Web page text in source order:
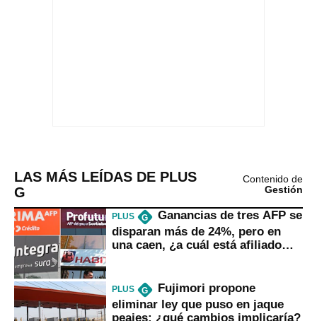
LAS MÁS LEÍDAS DE PLUS
G
Contenido de
Gestión
PLUS G
Ganancias de tres AFP se
disparan más de 24%, pero en
una caen, ¿a cuál está afiliado
PLUS G
Fujimori propone
eliminar ley que puso en jaque
peajes: ¿qué cambios implicaría?